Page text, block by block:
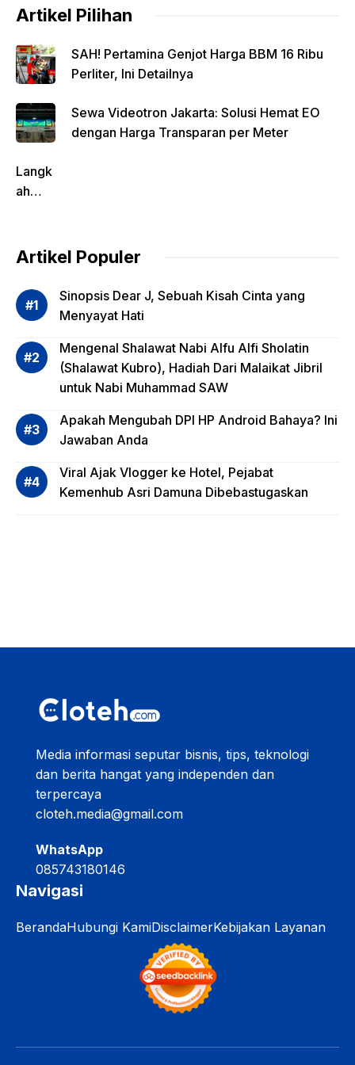
Artikel Pilihan
SAH! Pertamina Genjot Harga BBM 16 Ribu
Perliter, Ini Detailnya
Sewa Videotron Jakarta: Solusi Hemat EO
dengan Harga Transparan per Meter
Langk
ah
dalam
si
Risiko
asi
Reksa
Saja?
Artikel Populer
Sinopsis Dear J, Sebuah Kisah Cinta yang
Menyayat Hati
Mengenal Shalawat Nabi Alfu Alfi Sholatin
(Shalawat Kubro), Hadiah Dari Malaikat Jibril
untuk Nabi Muhammad SAW
Apakah Mengubah DPI HP Android Bahaya? Ini
Jawaban Anda
Viral Ajak Vlogger ke Hotel, Pejabat
Kemenhub Asri Damuna Dibebastugaskan
Media informasi seputar bisnis, tips, teknologi
dan berita hangat yang independen dan
terpercaya
cloteh.media@gmail.com
WhatsApp
085743180146
Navigasi
BerandaHubungi KamiDisclaimerKebijakan Layanan